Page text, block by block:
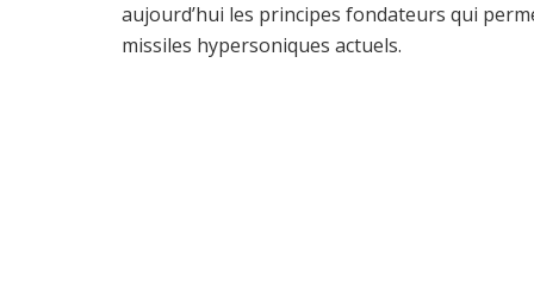
aujourd’hui les principes fondateurs qui
missiles hypersoniques actuels.